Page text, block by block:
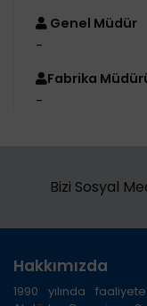
Genel Müdür
-
Fabrika
-
Bizi Sosyal
Hakkımızda
1990 yılında